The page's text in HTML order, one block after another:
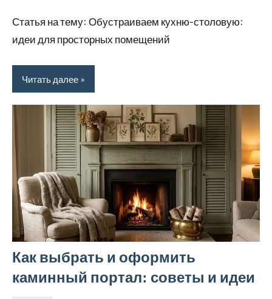
Статья на тему: Обустраиваем кухню-столовую:
идеи для просторных помещений
Читать далее
Как выбрать и оформить
каминный портал: советы и идеи